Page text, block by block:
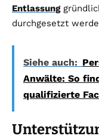
Entlassung
durchgesetzt
Siehe auch:
Anwälte: So
qualifizierte